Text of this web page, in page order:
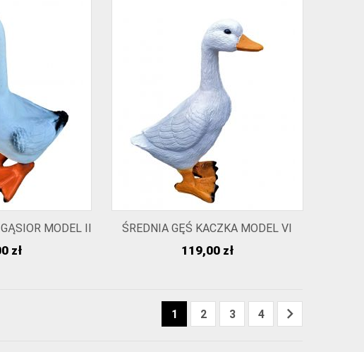
MODEL II
zł
ŚREDNIA GĘŚ KACZKA MODEL VI
Cena
119,00 zł
1 2 3 4 